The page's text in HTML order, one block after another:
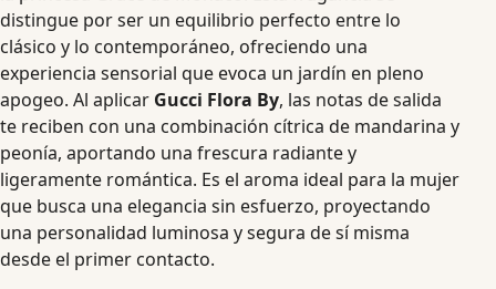
distingue por ser un equilibrio perfecto entre lo
clásico y lo contemporáneo, ofreciendo una
experiencia sensorial que evoca un jardín en pleno
apogeo. Al aplicar Gucci Flora By, las notas de salida
te reciben con una combinación cítrica de mandarina y
peonía, aportando una frescura radiante y
ligeramente romántica. Es el aroma ideal para la mujer
que busca una elegancia sin esfuerzo, proyectando
una personalidad luminosa y segura de sí misma
desde el primer contacto.